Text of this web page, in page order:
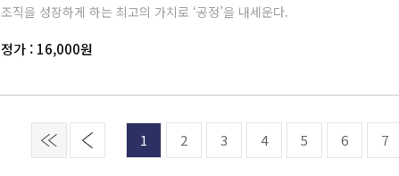
조직을 성장하게 하는 최고의 가치로 ‘공정’을 내세운다.
정가 : 16,000원
1 2 3 4 5 6 7